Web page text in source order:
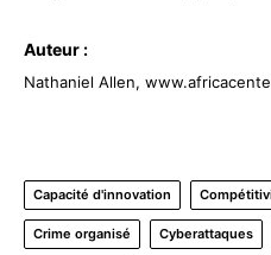
Auteur :
Nathaniel Allen,
Capacité d'innovation
Crime organisé Cyberattaques